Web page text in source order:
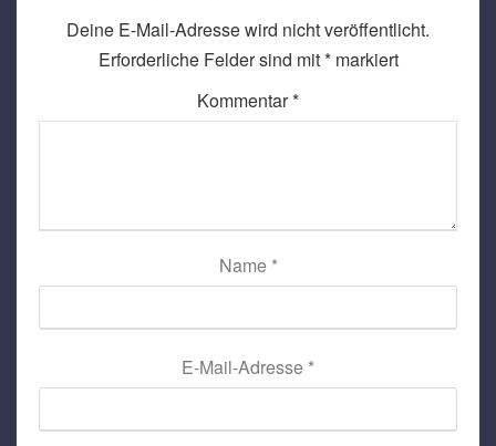
Deine E-Mail-Adresse wird nicht veröffentlicht.
Erforderliche Felder sind mit*markiert
Kommentar*
Name *
E-Mail-Adresse *